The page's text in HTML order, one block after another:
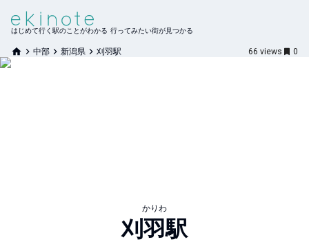
はじめて行く駅のことがわかる 行ってみたい街が見つかる
中部 新潟県 刈羽駅 66 views 0
かりわ
刈羽駅